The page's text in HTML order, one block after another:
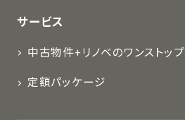
サービス
中古物件+リノベのワンストップ
定額パッケージ